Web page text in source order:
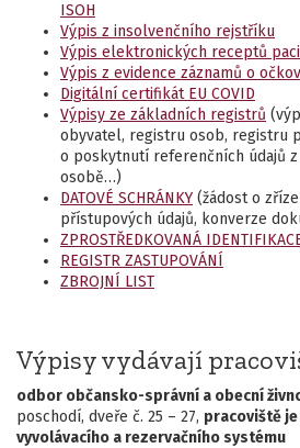
ISOH
Výpis z insolvenčního rejstříku
Výpis elektronických receptů
Výpis z evidence záznamů o
Digitální certifikát EU COVID
Výpisy ze základních registrů
obyvatel, registru osob, registru
o poskytnutí referenčních údajů
osobě…)
DATOVÉ SCHRÁNKY (žádost o
přístupových údajů, konverze
ZPROSTŘEDKOVANÁ
REGISTR ZASTUPOVÁNÍ
ZBROJNÍ LIST
Výpisy vydávají
odbor občansko-správní a obecní
poschodí, dveře č. 25 – 27, pracoviště
vyvolávacího a rezervačního systému